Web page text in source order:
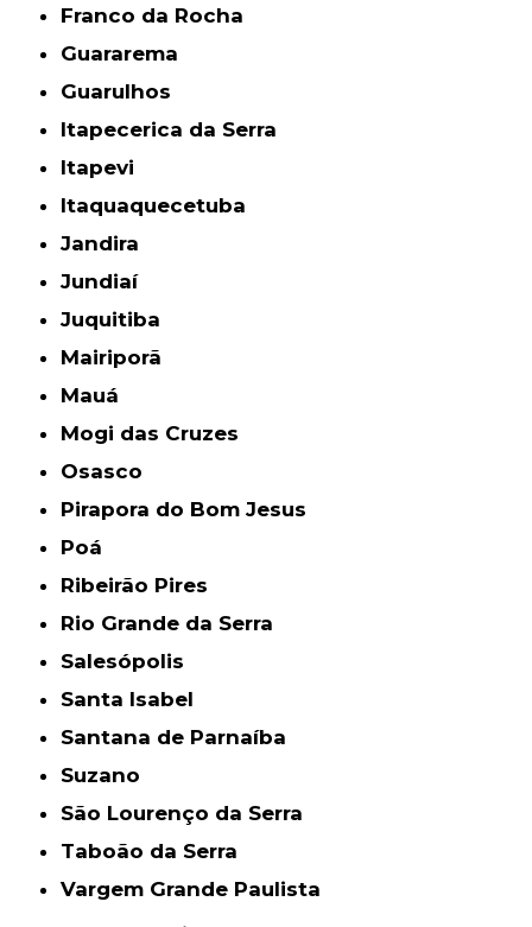
Franco da Rocha
Guararema
Guarulhos
Itapecerica da Serra
Itapevi
Itaquaquecetuba
Jandira
Jundiaí
Juquitiba
Mairiporã
Mauá
Mogi das Cruzes
Osasco
Pirapora do Bom Jesus
Poá
Ribeirão Pires
Rio Grande da Serra
Salesópolis
Santa Isabel
Santana de Parnaíba
Suzano
São Lourenço da Serra
Taboão da Serra
Vargem Grande Paulista